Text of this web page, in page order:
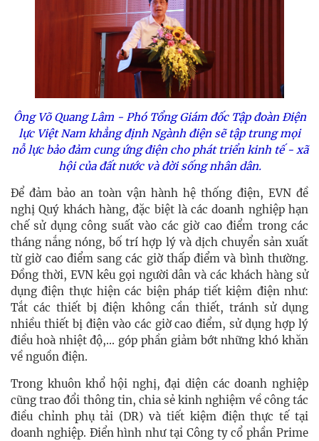
Ông Võ Quang Lâm - Phó Tổng Giám đốc Tập đoàn Điện
lực Việt Nam khẳng định Ngành điện sẽ tập trung mọi
nỗ lực bảo đảm cung ứng điện cho phát triển kinh tế - xã
hội của đất nước và đời sống nhân dân.
Để đảm bảo an toàn vận hành hệ thống điện, EVN đề
nghị Quý khách hàng, đặc biệt là các doanh nghiệp hạn
chế sử dụng công suất vào các giờ cao điểm trong các
tháng nắng nóng, bố trí hợp lý và dịch chuyển sản xuất
từ giờ cao điểm sang các giờ thấp điểm và bình thường.
Đồng thời, EVN kêu gọi người dân và các khách hàng sử
dụng điện thực hiện các biện pháp tiết kiệm điện như:
Tắt các thiết bị điện không cần thiết, tránh sử dụng
nhiều thiết bị điện vào các giờ cao điểm, sử dụng hợp lý
điều hoà nhiệt độ,... góp phần giảm bớt những khó khăn
về nguồn điện.
Trong khuôn khổ hội nghị, đại diện các doanh nghiệp
cũng trao đổi thông tin, chia sẻ kinh nghiệm về công tác
điều chỉnh phụ tải (DR) và tiết kiệm điện thực tế tại
doanh nghiệp. Điển hình như tại Công ty cổ phần Prime